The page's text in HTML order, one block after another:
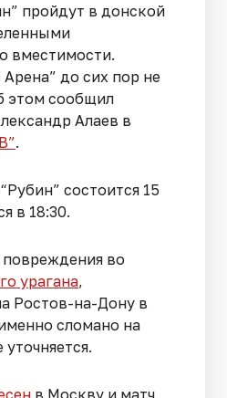
пройдут в донской
вместимости.
до сих пор не
этом сообщил
Алаев в
.
состоится 15
в 18:30.
во
урагана,
Ростов-на-Дону в
сломано на
в Москву и матч